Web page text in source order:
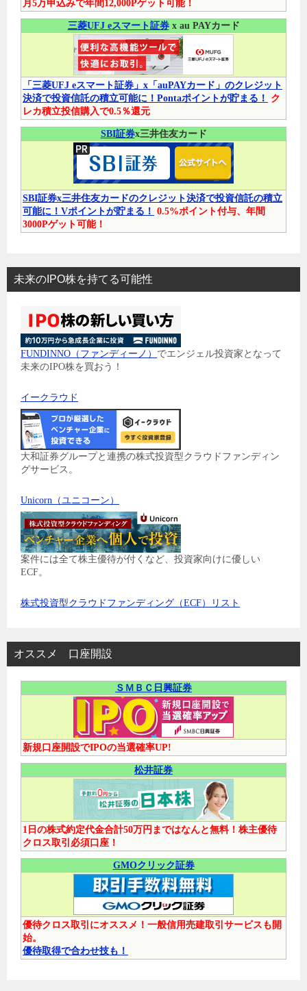
月5万申込みで年間12,000Pゲット可能！
三菱UFJ eスマート証券x au PAYカード
「三菱UFJ eスマート証券」x「auPAYカード」のクレジット
決済で投資信託の積立可能に！Pontaポイントが貯まる！
ク
レカ積立投信購入で0.5％還元
SBI証券x三井住友カード
SBI証券x三井住友カードのクレジット決済で投資信託の積立
可能に！Vポイントが貯まる！ 0.5%ポイント付与、年間
3000Pゲット可能！
未来のIPO株を持てる可能性
FUNDINNO（ファンディーノ） でエンジェル投資家となって
未来のIPO株を買おう！
イークラウド
大和証券グループと連携の株式投資型クラウドファンディン
グサービス。
Unicorn（ユニコーン）
案件には全て株主優待が付くなど、投資家向けに優しい
ECF。
株式投資型クラウドファンディング（ECF）リスト
オススメ 口座開設
ＳＭＢＣ日興証券
新規口座開設でIPOの当選確率UP!
松井証券
1日の株式約定代金合計50万円まではなんと無料！株主優待
クロス取引必須口座！
GMOクリック証券
優待クロス取引にオススメ！一般信用売建取引サービスも開
始。
優待取得で合わせ技も！